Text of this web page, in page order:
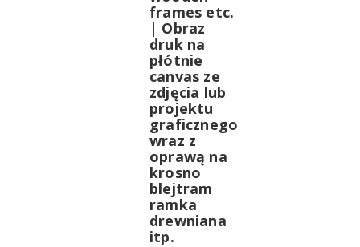
frames etc.
| Obraz
druk na
płótnie
canvas ze
zdjęcia lub
projektu
graficznego
wraz z
oprawą na
krosno
blejtram
ramka
drewniana
itp.